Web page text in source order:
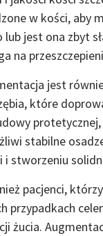
w kości, aby
lub jest ona zbyt
na
jest
które
stabilne
i stworzeniu
pacjenci,
przypadkach
żucia.